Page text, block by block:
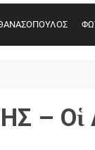
– Οἱ